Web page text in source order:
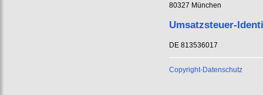
80327 München
Umsatzsteuer-
DE 813536017
Copyright-Datenschutz